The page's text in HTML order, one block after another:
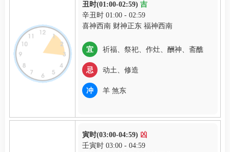
丑时(01:00-02:59) 吉
辛丑时 01:00 - 02:59
喜神西南 财神正东 福神西南
宜 祈福、祭祀、作灶、酬神、斋醮
忌 动土、修造
冲 羊 煞东
寅时(03:00-04:59) 凶
壬寅时 03:00 - 04:59